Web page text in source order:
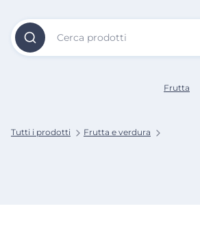
Cerca prodotti
Tutti i prodotti Frutta e verdura
Frutta